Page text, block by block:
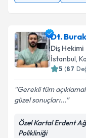
Dt.
Diş Hekimi
İstanbul,
5 (87
Gerekli tüm
güzel sonuçları...
Özel Kartal Erdent
Polikliniği